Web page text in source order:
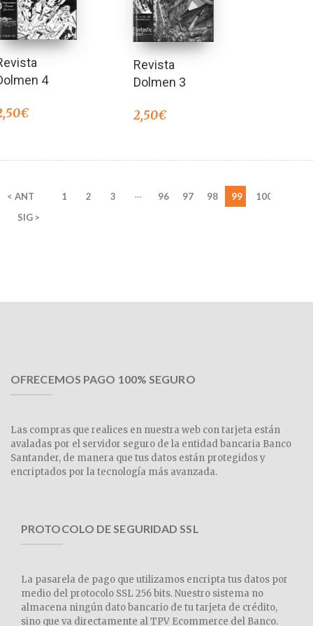
4
€
Revista
Dolmen 3
2,50€
< ANT 1 2 3 … 96 97 98 99
100
SIG >
OFRECEMOS PAGO 100% SEGURO
Las compras que realices en nuestra web con tarjeta están
avaladas por el servidor seguro de la entidad bancaria Banco
Santander, de manera que tus datos están protegidos y
encriptados por la tecnología más avanzada.
PROTOCOLO DE SEGURIDAD SSL
La pasarela de pago que utilizamos encripta tus datos por
medio del protocolo SSL 256 bits. Nuestro sistema no
almacena ningún dato bancario de tu tarjeta de crédito,
sino que va directamente al TPV Ecommerce del Banco.